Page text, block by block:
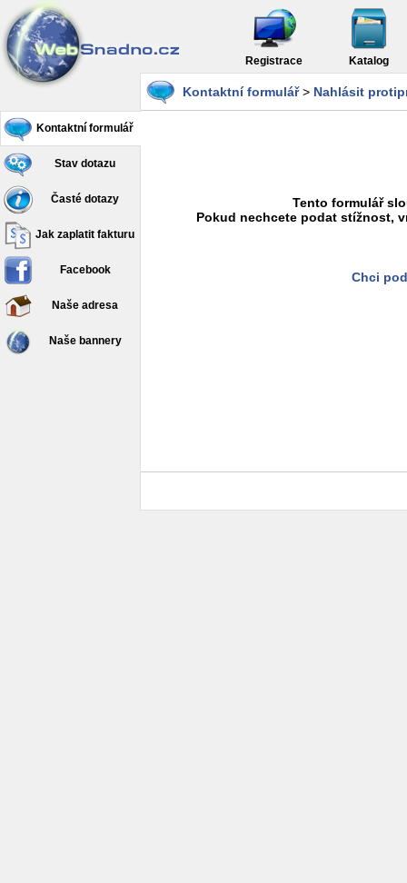
Registrace Katalog
Kontaktní formulář
Stav dotazu
Časté dotazy
Jak zaplatit fakturu
Facebook
Naše adresa
Naše bannery
Kontaktní formulář> Nahlásit
Tento formulář
Pokud nechcete podat stížnost,
Chci